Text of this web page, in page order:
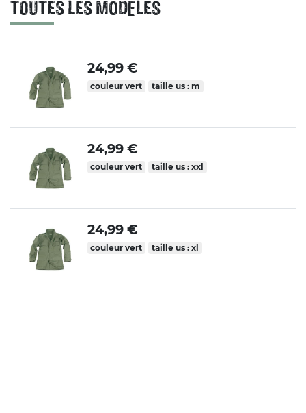
TOUTES LES MODÈLES
24,99 €
couleur vert taille us : m
24,99 €
couleur vert taille us : xxl
24,99 €
couleur vert taille us : xl